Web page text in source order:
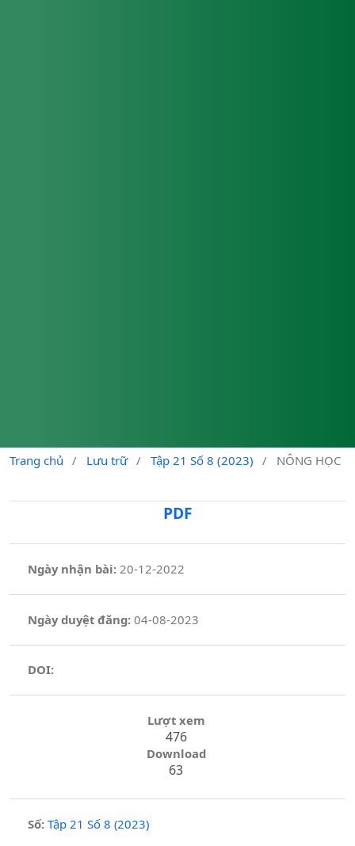
Trang chủ / Lưu trữ / Tập 21 Số 8 (2023) / NÔNG HỌC
PDF
Ngày nhận bài: 20-12-2022
Ngày duyệt đăng:04-08-2023
DOI:
Lượt xem
476
Download
63
Số: Tập 21 Số 8 (2023)